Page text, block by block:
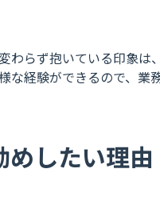
わらず抱いている印象は
な経験ができるので、業
めしたい理由